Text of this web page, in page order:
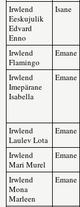
Irwlend
Eeskujulik
Edvard
Enno
Isane
Irwlend
Flamingo
Emane
Irwlend
Imepärane
Isabella
Emane
Irwlend
Laulev Lota
Emane
Irwlend
Mari Murel
Emane
Irwlend
Mona
Marleen
Emane